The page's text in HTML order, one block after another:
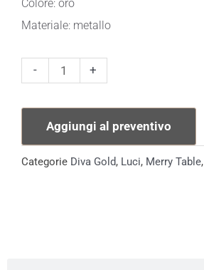
Colore: oro
Materiale: metallo
-
Visa
quantità
+
Aggiungi al preventivo
Categorie Diva Gold, Luci, Merry Table,